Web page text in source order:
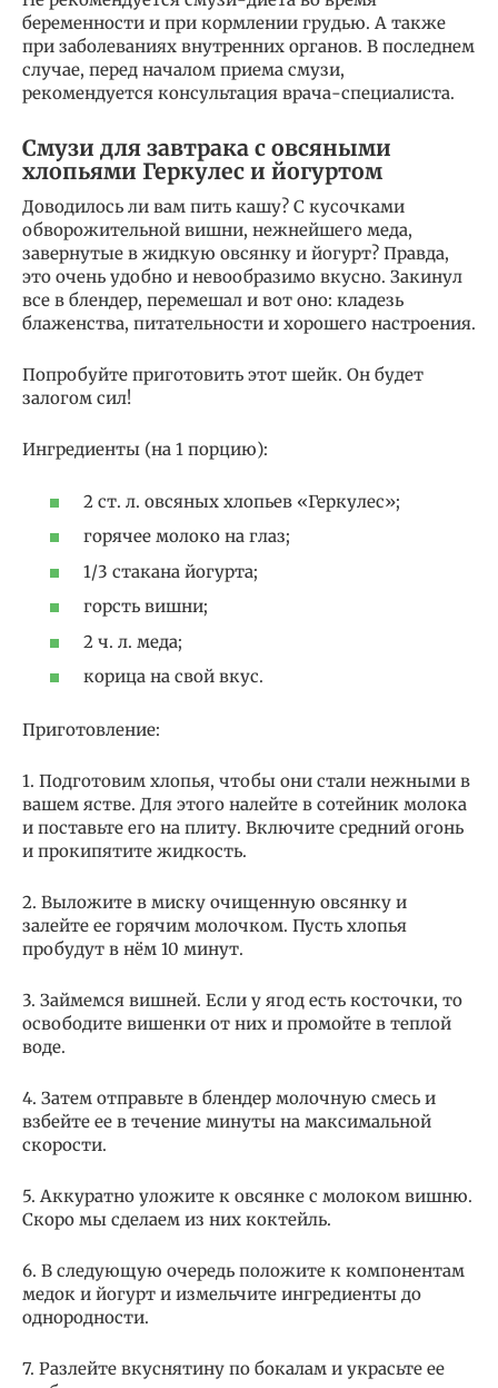
беременности и при кормлении грудью. А также
при заболеваниях внутренних органов. В последнем
случае, перед началом приема смузи,
рекомендуется консультация врача-специалиста.
Смузи для завтрака с овсяными
хлопьями Геркулес и йогуртом
Доводилось ли вам пить кашу? С кусочками
обворожительной вишни, нежнейшего меда,
завернутые в жидкую овсянку и йогурт? Правда,
это очень удобно и невообразимо вкусно. Закинул
все в блендер, перемешал и вот оно: кладезь
блаженства, питательности и хорошего настроения.
Попробуйте приготовить этот шейк. Он будет
залогом сил!
Ингредиенты (на 1 порцию):
2 ст. л. овсяных хлопьев «Геркулес»;
горячее молоко на глаз;
1/3 стакана йогурта;
горсть вишни;
2 ч. л. меда;
корица на свой вкус.
Приготовление:
1. Подготовим хлопья, чтобы они стали нежными в
вашем ястве. Для этого налейте в сотейник молока
и поставьте его на плиту. Включите средний огонь
и прокипятите жидкость.
2. Выложите в миску очищенную овсянку и
залейте ее горячим молочком. Пусть хлопья
пробудут в нём 10 минут.
3. Займемся вишней. Если у ягод есть косточки, то
освободите вишенки от них и промойте в теплой
воде.
4. Затем отправьте в блендер молочную смесь и
взбейте ее в течение минуты на максимальной
скорости.
5. Аккуратно уложите к овсянке с молоком вишню.
Скоро мы сделаем из них коктейль.
6. В следующую очередь положите к компонентам
медок и йогурт и измельчите ингредиенты до
однородности.
7. Разлейте вкуснятину по бокалам и украсьте ее